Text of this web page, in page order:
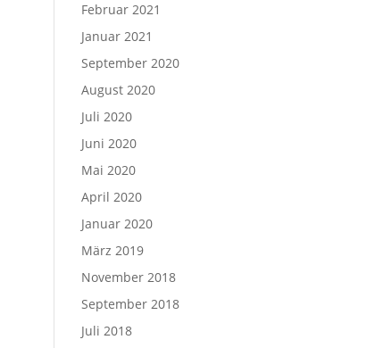
Februar 2021
Januar 2021
September 2020
August 2020
Juli 2020
Juni 2020
Mai 2020
April 2020
Januar 2020
März 2019
November 2018
September 2018
Juli 2018